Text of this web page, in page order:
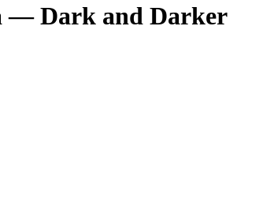
— Dark and Darker